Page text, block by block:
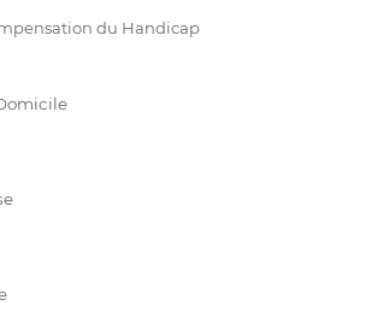
du Handicap